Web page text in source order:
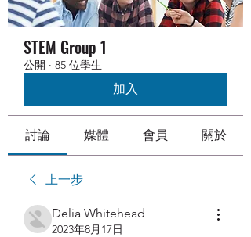
STEM Group 1
公開 · 85 位學生
加入
討論 媒體 會員 關於
上一步
Delia Whitehead
2023年8月17日